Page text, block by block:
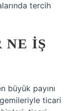
tercih
NE IŞ
büyük payını
ticari